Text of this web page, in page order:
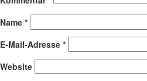
Name *
E-Mail-Adresse *
Website